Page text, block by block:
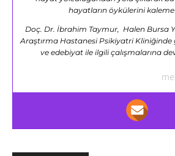
hayatların öykülerini kaleme
Doç. Dr. İbrahim Taymur, Halen Bursa
Araştırma Hastanesi Psikiyatri
ve edebiyat ile ilgili çalışmalarına